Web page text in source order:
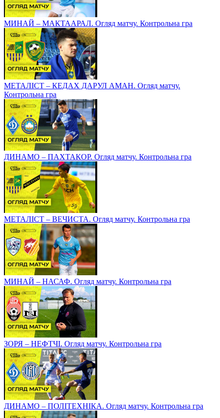
МИНАЙ – МАКТААРАЛ. Огляд матчу. Контрольна гра
МЕТАЛІСТ – КЕДАХ ДАРУЛ АМАН. Огляд матчу.
Контрольна гра
ДИНАМО – ПАХТАКОР. Огляд матчу. Контрольна гра
МЕТАЛІСТ – ВЕЧИСТА. Огляд матчу. Контрольна гра
МИНАЙ – НАСАФ. Огляд матчу. Контрольна гра
ЗОРЯ – НЕФТЧІ. Огляд матчу. Контрольна гра
ДИНАМО – ПОЛІТЕХНІКА. Огляд матчу. Контрольна гра